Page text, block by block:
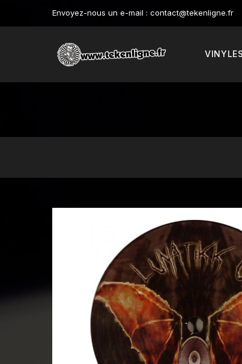
Envoyez-nous un e-mail : contact@tekenligne.fr
VINYLES